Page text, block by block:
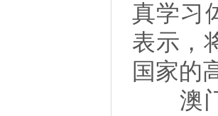
真学习
表示，
国家的
澳门